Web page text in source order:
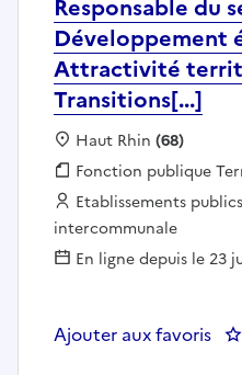
Responsable du
Développement
Attractivité
Transitions[...]
Localisation :
Haut Rhin (68)
Fonction publique :
Fonction publique
Employeur :
Etablissements
intercommunale
En ligne depuis le 23
Ajouter aux favoris :